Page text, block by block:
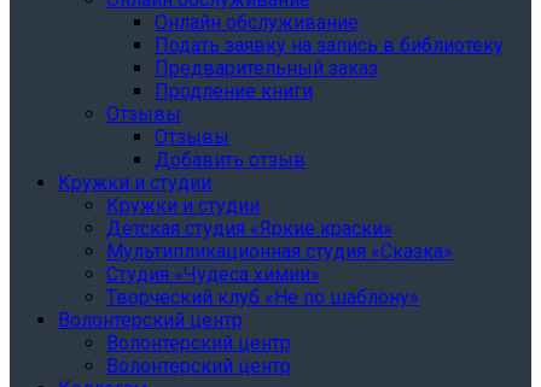
Онлайн обслуживание
Подать заявку на запись в библиотеку
Предварительный заказ
Продление книги
Отзывы
Отзывы
Добавить отзыв
Кружки и студии
Кружки и студии
Детская студия «Яркие краски»
Мультипликационная студия «Сказка»
Студия «Чудеса химии»
Творческий клуб «Не по шаблону»
Волонтерский центр
Волонтерский центр
Волонтерский центр